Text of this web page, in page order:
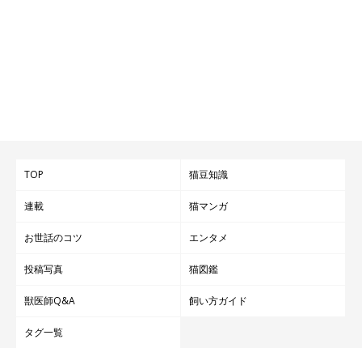
TOP 猫豆知識
連載 猫マンガ
お世話のコツ エンタメ
投稿写真 猫図鑑
獣医師Q&A 飼い方ガイド
タグ一覧